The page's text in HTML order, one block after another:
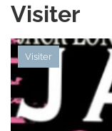
Visiter
Visiter